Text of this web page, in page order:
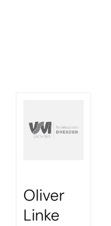
Oliver
Linke